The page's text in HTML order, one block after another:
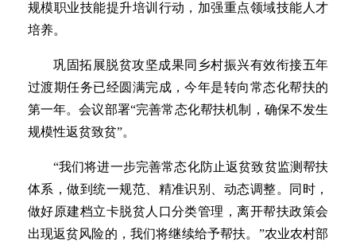
规模职业技能提升培训行动，加强重点领域技能人才
培养。
巩固拓展脱贫攻坚成果同乡村振兴有效衔接五年
过渡期任务已经圆满完成，今年是转向常态化帮扶的
第一年。会议部署“完善常态化帮扶机制，确保不发生
规模性返贫致贫”。
“我们将进一步完善常态化防止返贫致贫监测帮扶
体系，做到统一规范、精准识别、动态调整。同时，
做好原建档立卡脱贫人口分类管理，离开帮扶政策会
出现返贫风险的，我们将继续给予帮扶。”农业农村部